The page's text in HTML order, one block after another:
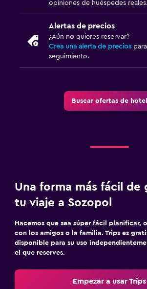
Enchufe cerca de la cama
Perchero
Armario o clóset
Estacionamiento
Traslado al aeropuerto (con cargos)
Servicio de traslado (cargo adicional)
Sistema de entretenimiento
TV por cable o vía satélite
opiniones de huéspedes reales.
Alertas de precios
¿Aún no quieres reservar?
Crea una alerta de precios
seguimiento.
Buscar ofertas de hotel
Una forma más fácil de
tu viaje a Sozopol
Hacemos que sea súper fácil planificar,
con los amigos o la familia. Trips es
disponible para su uso
el que reserves.
Empezar a usar Trips